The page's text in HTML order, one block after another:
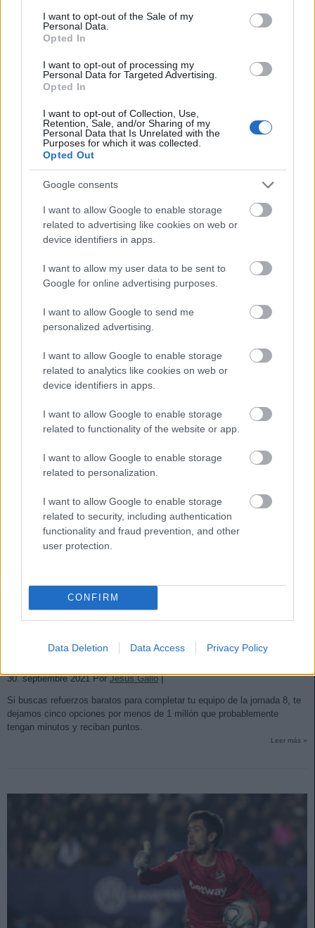
consent section.
I want to opt-out of the Sale of my
Personal Data.
Opted In
I want to opt-out of processing my
Personal Data for Targeted Advertising.
Opted In
I want to opt-out of Collection, Use,
Retention, Sale, and/or Sharing of my
Personal Data that Is Unrelated with the
Purposes for which it was collected.
Opted Out
Google consents
I want to allow Google to enable storage
related to advertising like cookies on web or
device identifiers in apps.
I want to allow my user data to be sent to
Google for online advertising purposes.
I want to allow Google to send me
personalized advertising.
I want to allow Google to enable storage
related to analytics like cookies on web or
device identifiers in apps.
I want to allow Google to enable storage
related to functionality of the website or app.
I want to allow Google to enable storage
related to personalization.
I want to allow Google to enable storage
related to security, including authentication
functionality and fraud prevention, and other
user protection.
CONFIRM
Data Deletion Data Access Privacy Policy
Nahuel Tenaglia. Analizamos su posible rendimiento en Comunio.
Actualidad Comunio: Morata puede regresar a LaLiga
Jesus Gallo
rumores sobre llegadas y salidas en los clubes de LaLiga. El Barcelona
es uno de los equipos que previsiblemente más se moverá y Morata está
sonando con fuerza como posible refuerzo.
30. septiembre 2021 PorJesus Gallo|
Si buscas refuerzos baratos para completar tu equipo de la jornada 8, te
dejamos cinco opciones por menos de 1 millón que probablemente
tengan minutos y reciban puntos.
Leer más »